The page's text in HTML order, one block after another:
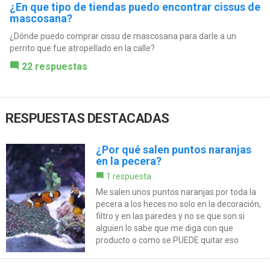
¿En que tipo de tiendas puedo encontrar cissus de
mascosana?
¿Dónde puedo comprar cissu de mascosana para darle a un
perrito que fue atropellado en la calle?
22 respuestas
RESPUESTAS DESTACADAS
¿Por qué salen puntos naranjas
en la pecera?
1 respuesta
Me salen unos puntos naranjas por toda la
pecera a los heces no solo en la decoración,
filtro y en las paredes y no se que son si
alguien lo sabe que me diga con que
producto o como se PUEDE quitar eso